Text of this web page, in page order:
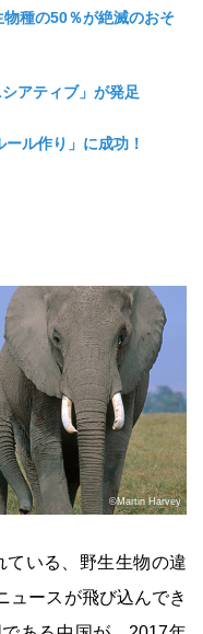
種の50％が絶滅のおそ
アティブ」が発足
ール作り」に成功！
©Martin Harvey
いる、野生生物の違
ュースが飛び込んでき